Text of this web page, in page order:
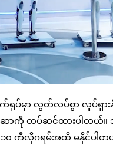
မှာ လွတ်လပ်စွာ လှုပ်ရှား
တပ်ဆင်ထားပါတယ်။ သူ
၁၀ ကီလိုဂရမ်အထိ မနိုင်ပါတ